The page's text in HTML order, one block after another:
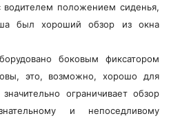
водителем положением сиденья,
был хороший обзор из окна
боковым фиксатором
это, возможно, хорошо для
ограничивает обзор
и непоседливому